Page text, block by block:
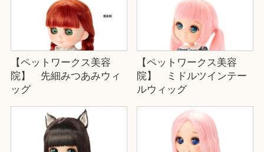
【ペットワークス美容
院】 先細みつあみウィ
ッグ
【ペットワークス美容
院】 ミドルツインテー
ルウィッグ